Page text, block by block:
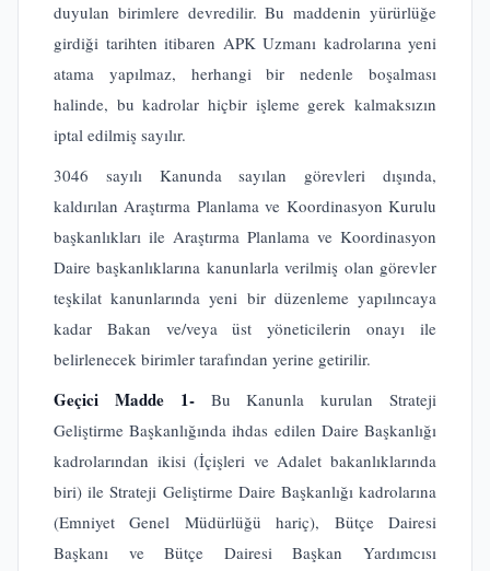
duyulan birimlere devredilir. Bu maddenin yürürlüğe
girdiği tarihten itibaren APK Uzmanı kadrolarına yeni
atama yapılmaz, herhangi bir nedenle boşalması
halinde, bu kadrolar hiçbir işleme gerek kalmaksızın
iptal edilmiş sayılır.
3046 sayılı Kanunda sayılan görevleri dışında,
kaldırılan Araştırma Planlama ve Koordinasyon Kurulu
başkanlıkları ile Araştırma Planlama ve Koordinasyon
Daire başkanlıklarına kanunlarla verilmiş olan görevler
teşkilat kanunlarında yeni bir düzenleme yapılıncaya
kadar Bakan ve/veya üst yöneticilerin onayı ile
belirlenecek birimler tarafından yerine getirilir.
Geçici Madde 1-Bu Kanunla kurulan Strateji
Geliştirme Başkanlığında ihdas edilen Daire Başkanlığı
kadrolarından ikisi (İçişleri ve Adalet bakanlıklarında
biri) ile Strateji Geliştirme Daire Başkanlığı kadrolarına
(Emniyet Genel Müdürlüğü hariç), Bütçe Dairesi
Başkanı ve Bütçe Dairesi Başkan Yardımcısı